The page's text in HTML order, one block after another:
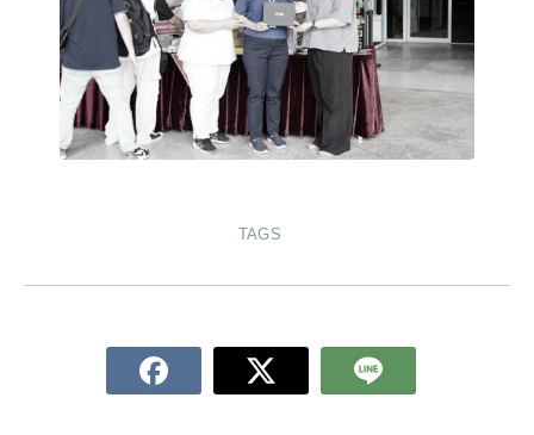
TAGS